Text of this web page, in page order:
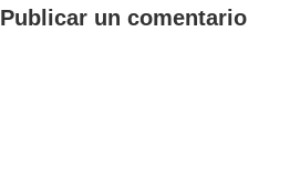
Publicar un comentario